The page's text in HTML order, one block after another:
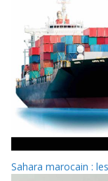
Sahara marocain :